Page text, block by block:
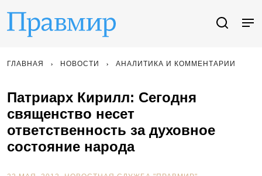
ГЛАВНАЯ НОВОСТИ АНАЛИТИКА И КОММЕНТАРИИ
Патриарх Кирилл: Сегодня
священство несет
ответственность за духовное
состояние народа